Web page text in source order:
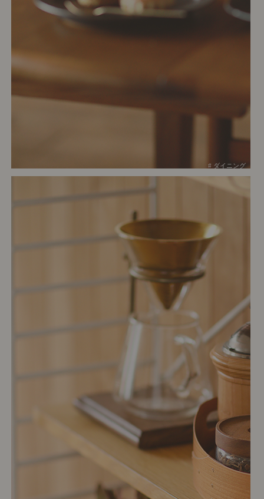
# ダイニング